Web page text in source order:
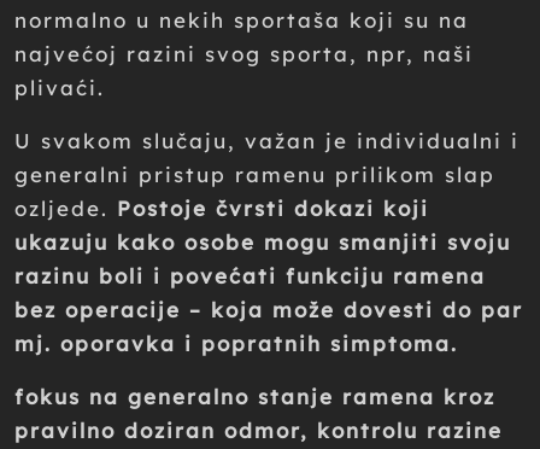
normalno u nekih sportaša koji su na
najvećoj razini svog sporta, npr, naši
plivaći.
U svakom slučaju, važan je individualni i
generalni pristup ramenu prilikom slap
ozljede. Postoje čvrsti dokazi koji
ukazuju kako osobe mogu smanjiti svoju
razinu boli i povećati funkciju ramena
bez operacije – koja može dovesti do par
mj. oporavka i popratnih simptoma.
fokus na generalno stanje ramena kroz
pravilno doziran odmor, kontrolu razine